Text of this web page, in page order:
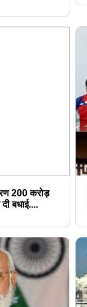
200 करोड़
बधाई....